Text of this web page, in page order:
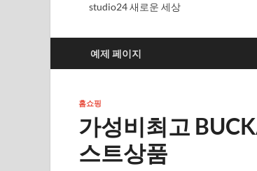
studio24 새로운 세상
예제 페이지
홈쇼핑
가성비최고
스트상품